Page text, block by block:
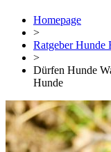
Homepage
>
Ratgeber Hunde
>
Dürfen Hunde
Hunde